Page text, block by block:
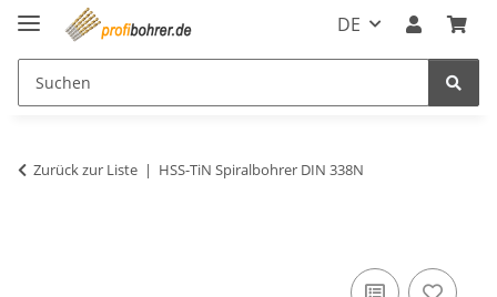
DE
Zurück zur Liste HSS-TiN Spiralbohrer DIN 338N